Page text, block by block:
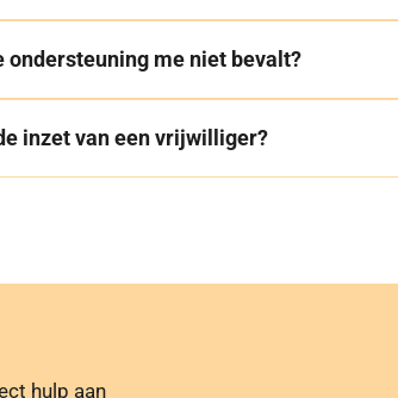
ondersteuning me niet bevalt?
inzet van een vrijwilliger?
hulp aan